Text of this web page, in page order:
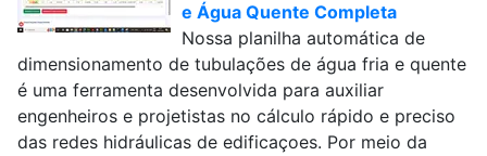
e Água Quente Completa
Nossa planilha automática de
dimensionamento de tubulações de água fria e quente
é uma ferramenta desenvolvida para auxiliar
engenheiros e projetistas no cálculo rápido e preciso
das redes hidráulicas de edificaçoes. Por meio da